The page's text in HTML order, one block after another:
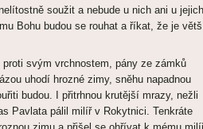
soužit a nebude u nich ani u jejich
Bohu budou se rouhat a říkat, že je
svým vrchnostem, pány ze zámků
uhodí hrozné zimy, sněhu napadnou
budou. I přitrhnou krutější mrazy, nežli
Pavlata pálil milíř v Rokytnici. Tenkráte